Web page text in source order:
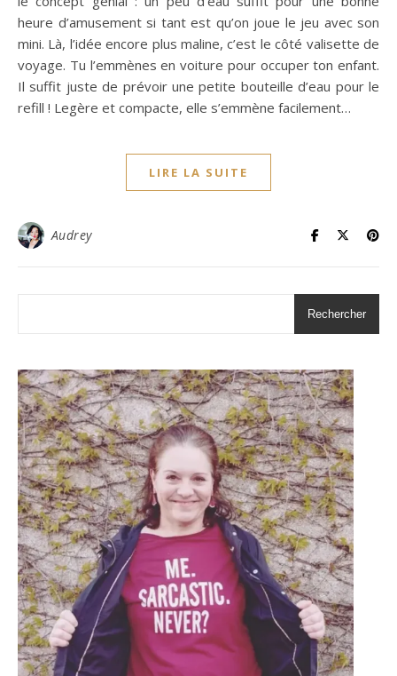
heure d’amusement si tant est qu’on joue le jeu avec son
mini. Là, l’idée encore plus maline, c’est le côté valisette de
voyage. Tu l’emmènes en voiture pour occuper ton enfant.
Il suffit juste de prévoir une petite bouteille d’eau pour le
refill ! Legère et compacte, elle s’emmène facilement…
LIRE LA SUITE
Audrey
Rechercher